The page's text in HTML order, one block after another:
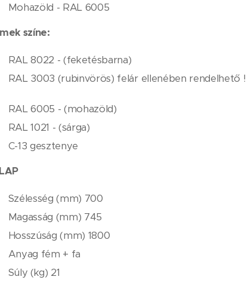
Mohazöld - RAL 6005
színe:
RAL 8022 - (feketésbarna)
RAL 3003 (rubinvörös) felár ellenében rendelhető !
RAL 6005 - (mohazöld)
RAL 1021 - (sárga)
C-13 gesztenye
Szélesség (mm) 700
Magasság (mm) 745
Hosszúság (mm) 1800
Anyag fém + fa
Súly (kg) 21